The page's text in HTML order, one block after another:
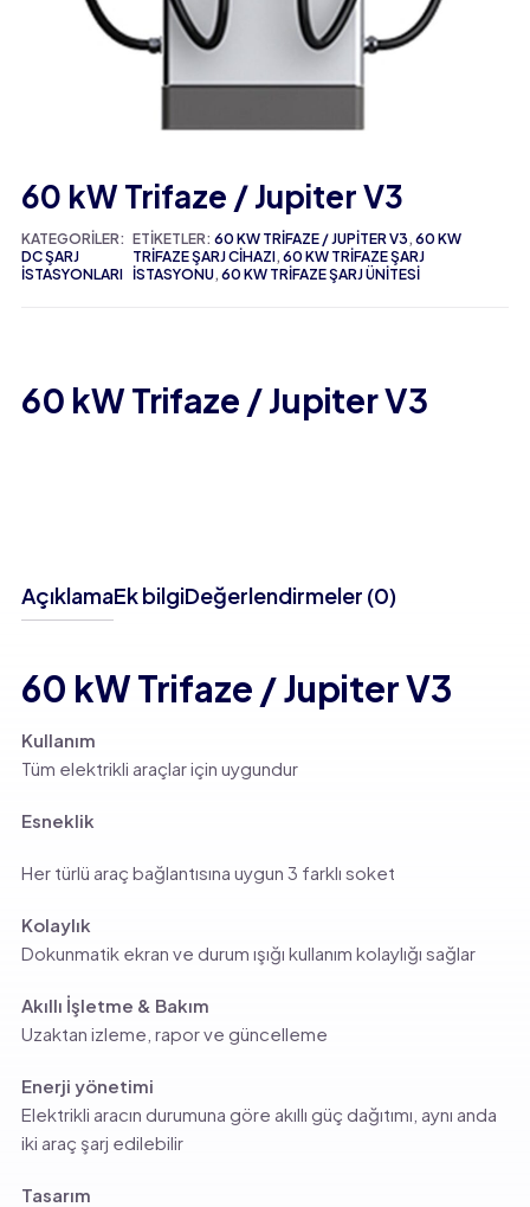
60 kW Trifaze / Jupiter V3
60 kW Trifaze / Jupiter V3
KATEGORILER:
DC ŞARJ
İSTASYONLARI
ETIKETLER: 60 KW TRIFAZE / JUPITER V3 , 60 KW
TRIFAZE ŞARJ CIHAZI, 60 KW TRIFAZE ŞARJ
İSTASYONU, 60 KW TRIFAZE ŞARJ ÜNITESI
AçıklamaEk bilgiDeğerlendirmeler (0)
60 kW Trifaze / Jupiter V3
Kullanım
Tüm elektrikli araçlar için uygundur
Esneklik
Her türlü araç bağlantısına uygun 3 farklı soket
Kolaylık
Dokunmatik ekran ve durum ışığı kullanım kolaylığı sağlar
Akıllı İşletme & Bakım
Uzaktan izleme, rapor ve güncelleme
Enerji yönetimi
Elektrikli aracın durumuna göre akıllı güç dağıtımı, aynı anda
iki araç şarj edilebilir
Tasarım